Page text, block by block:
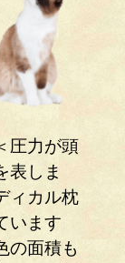
圧力が頭
表しま
ィカル枕
います
の面積も